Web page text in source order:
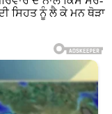
ਸਿਹਤ ਨੂੰ ਲੈ ਕੇ ਮਨ ਥੋੜਾ